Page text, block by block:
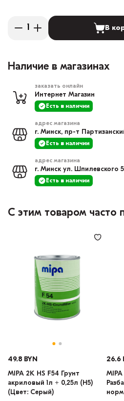
В
Наличие в магазинах
заказать онлайн
Интернет Магазин
Есть в наличии
адрес магазина
г. Минск, пр-т
Есть в наличии
адрес магазина
г. Минск ул. Шпилевского
Есть в наличии
С этим товаром часто
49.8 BYN
MIPA 2K HS F54 Грунт
акриловый 1л + 0,25л (H5)
(Цвет: Серый)
26.6